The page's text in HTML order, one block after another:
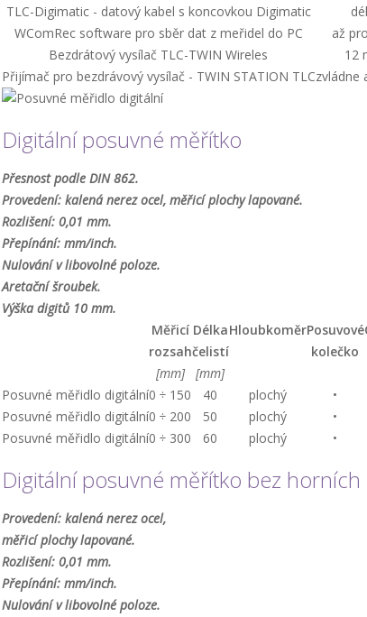
TLC-Digimatic - datový kabel s koncovkou Digimatic
WComRec software pro sběr dat z meřidel do PC
až
Bezdrátový vysílač TLC-TWIN Wireles
12
Přijímač pro bezdrávový vysílač - TWIN STATION TLCzvládne
Digitální posuvné měřítko
Přesnost podle DIN 862.
Provedení: kalená nerez ocel, měřicí plochy lapované.
Rozlišení: 0,01 mm.
Přepínání: mm/inch.
Nulování v libovolné poloze.
Aretační šroubek.
Výška digitů 10 mm.
Měřicí
rozsah
Délka
čelistí
HloubkoměrPosuvové
kolečko
[mm]
[mm]
Posuvné měřidlo digitální0 ÷ 150 40 plochý •
Posuvné měřidlo digitální0 ÷ 200 50 plochý •
Posuvné měřidlo digitální0 ÷ 300 60 plochý •
Digitální posuvné měřítko bez horních
Provedení: kalená nerez ocel,
měřicí plochy lapované.
Rozlišení: 0,01 mm.
Přepínání: mm/inch.
Nulování v libovolné poloze.